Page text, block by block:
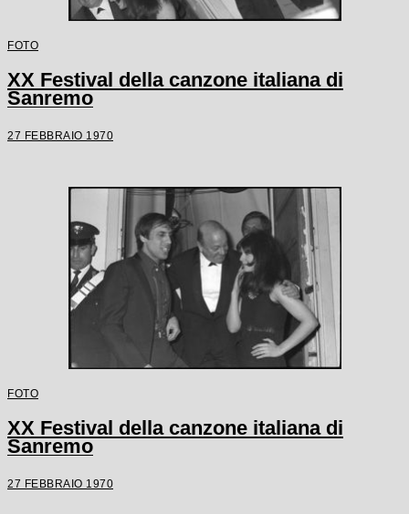
FOTO
XX Festival della canzone italiana di
Sanremo
27 FEBBRAIO 1970
FOTO
XX Festival della canzone italiana di
Sanremo
27 FEBBRAIO 1970